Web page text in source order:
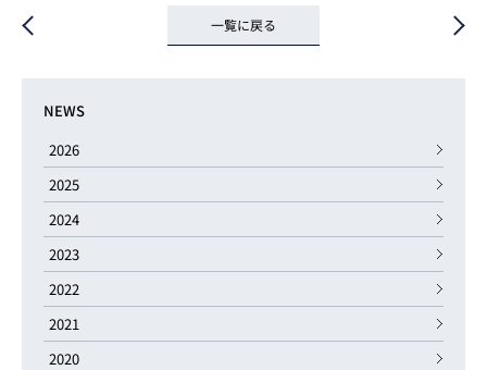
一覧に戻る
NEWS
2026
2025
2024
2023
2022
2021
2020